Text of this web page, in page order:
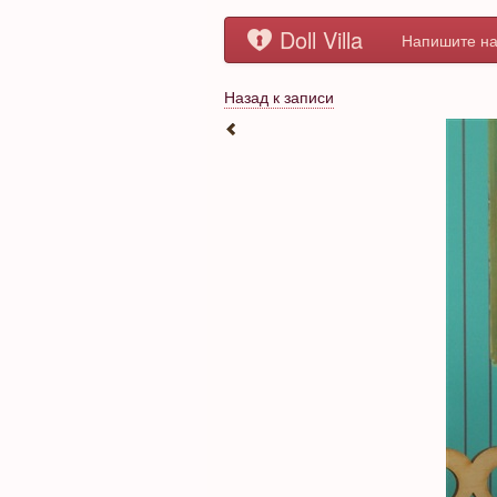
Doll Villa Напишите
Назад к записи